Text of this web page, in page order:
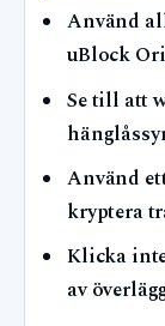
Använd
uBlock
Se till att
Använd
kryptera
Klicka
av